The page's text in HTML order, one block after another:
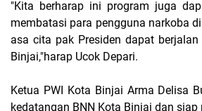
"Kita berharap ini program juga
membatasi para pengguna narkoba
asa cita pak Presiden dapat
Binjai,"harap Ucok Depari.
Ketua PWI Kota Binjai Arma Delisa
kedatangan BNN Kota Binjai dan